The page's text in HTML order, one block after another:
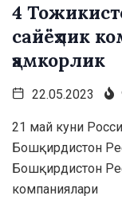
4
сайёҳлик
ҳамкорлик
22.05.2023
21 май куни
Бошқирдистон
Бошқирдистон
компаниялари